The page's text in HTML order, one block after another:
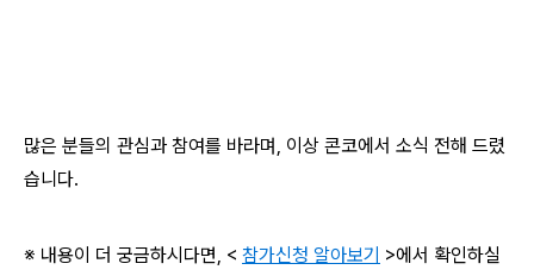
많은 분들의 관심과 참여를 바라며, 이상 콘코에서 소식 전해 드렸
습니다.
※ 내용이 더 궁금하시다면, < 참가신청 알아보기 >에서 확인하실